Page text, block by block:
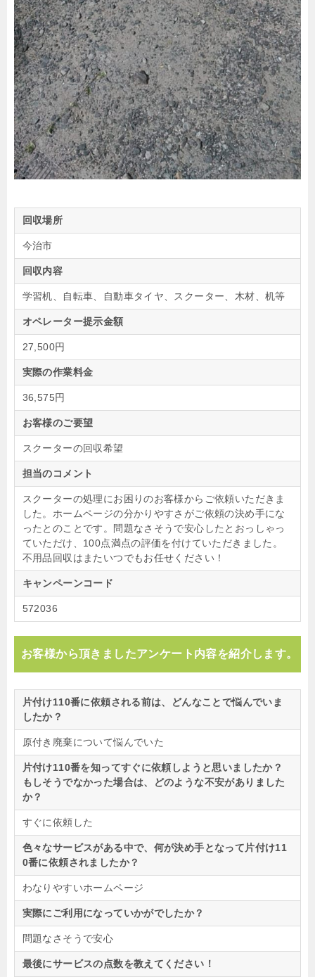
回収場所
今治市
回収内容
学習机、自転車、自動車タイヤ、スクーター、木材、机等
オペレーター提示金額
27,500円
実際の作業料金
36,575円
お客様のご要望
スクーターの回収希望
担当のコメント
スクーターの処理にお困りのお客様からご依頼いただきま
した。ホームページの分かりやすさがご依頼の決め手にな
ったとのことです。問題なさそうで安心したとおっしゃっ
ていただけ、100点満点の評価を付けていただきました。
不用品回収はまたいつでもお任せください！
キャンペーンコード
572036
お客様から頂きましたアンケート内容を紹介します。
片付け110番に依頼される前は、どんなことで悩んでいま
したか？
原付き廃棄について悩んでいた
片付け110番を知ってすぐに依頼しようと思いましたか？
もしそうでなかった場合は、どのような不安がありました
か？
すぐに依頼した
色々なサービスがある中で、何が決め手となって片付け11
0番に依頼されましたか？
わなりやすいホームページ
実際にご利用になっていかがでしたか？
問題なさそうで安心
最後にサービスの点数を教えてください！